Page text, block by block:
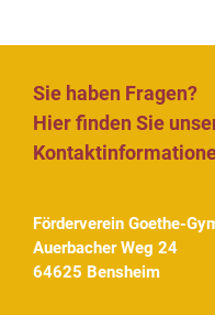
Sie haben Fragen?
Hier finden Sie
Förderverein Goethe-
Auerbacher Weg 24
64625 Bensheim